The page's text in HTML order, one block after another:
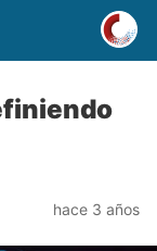
hace 3 años